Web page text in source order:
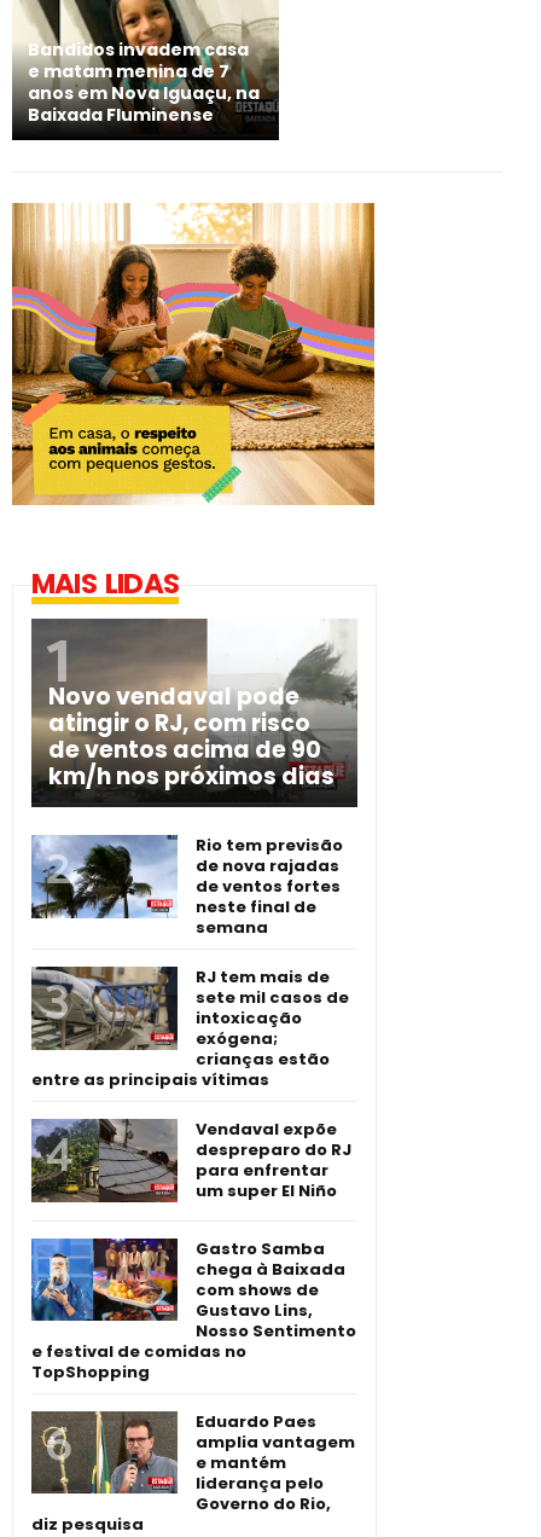
Bandidos invadem casa
e matam menina de 7
anos em Nova Iguaçu, na
Baixada Fluminense
MAIS LIDAS
Novo vendaval pode
atingir o RJ, com risco
de ventos acima de 90
km/h nos próximos dias
Rio tem previsão
de nova rajadas
de ventos fortes
neste final de
semana
RJ tem mais de
sete mil casos de
intoxicação
exógena;
crianças estão
entre as principais vítimas
Vendaval expõe
despreparo do RJ
para enfrentar
um super El Niño
Gastro Samba
chega à Baixada
com shows de
Gustavo Lins,
Nosso Sentimento
e festival de comidas no
TopShopping
Eduardo Paes
amplia vantagem
e mantém
liderança pelo
Governo do Rio,
diz pesquisa